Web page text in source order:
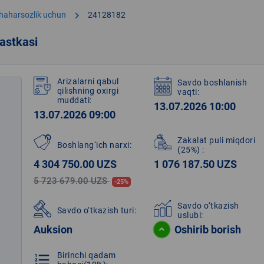
uchun chevron_right 24128182
Arizalarni qabul
qilishning oxirgi
muddati:
13.07.2026 09:00
Savdo boshlanish
vaqti:
13.07.2026 10:00
Boshlang‘ich narxi:
4 304 750.00 UZS
5 723 679.00 UZS -25%
Zakalat puli miqdori
(25%) :
1 076 187.50 UZS
Savdo o‘tkazish turi:
Auksion
Savdo o‘tkazish
uslubi:
Oshirib borish
format_list_numbered
Birinchi qadam